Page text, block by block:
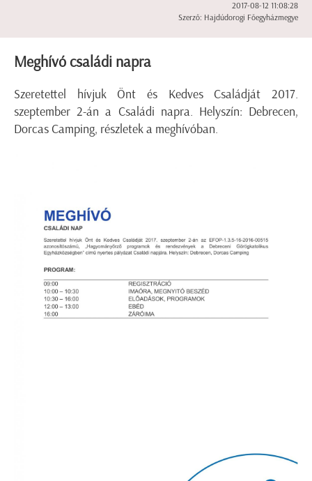
2017-08-12 11:08:28
Szerző: Hajdúdorogi Főegyházmegye
Meghívó családi napra
Szeretettel hívjuk Önt és Kedves Családját 2017.
szeptember 2-án a Családi napra. Helyszín: Debrecen,
Dorcas Camping, részletek a meghívóban.